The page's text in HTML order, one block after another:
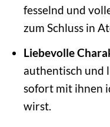
fesselnd und
zum Schluss in
Liebevolle
authentisch und
sofort mit ihnen
wirst.